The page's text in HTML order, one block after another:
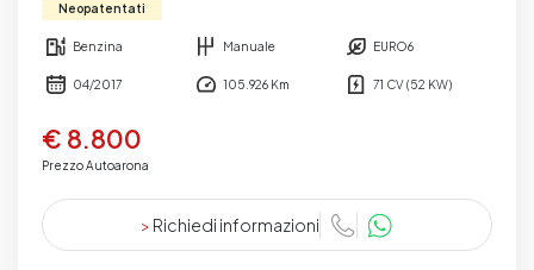
Neopatentati
Benzina Manuale EURO6
04/2017 105.926 Km 71 CV (52 KW)
€ 8.800
Prezzo Autoarona
> Richiedi informazioni